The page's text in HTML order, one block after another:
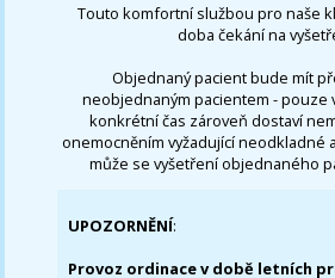
Touto komfortní službou pro naše
doba čekání na
Objednaný pacient bude mít
neobjednaným pacientem - pouze
konkrétní čas zároveň dostaví
onemocněním vyžadující neodkladné
může se vyšetření objednaného
UPOZORNĚNÍ:
Provoz ordinace v době letních